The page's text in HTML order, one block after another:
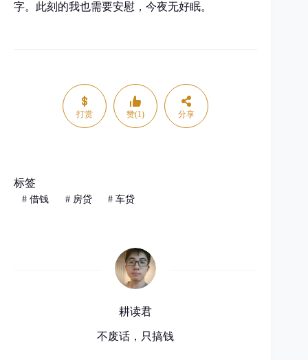
字。此刻的我也需要安慰，今夜无好眠。
打赏 赞(1) 分享
标签
#借钱 #房贷 # 车贷
耕读君
不废话，只搞钱